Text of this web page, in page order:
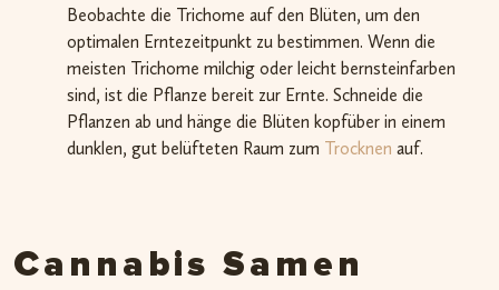
Beobachte die Trichome auf den Blüten, um den
optimalen Erntezeitpunkt zu bestimmen. Wenn die
meisten Trichome milchig oder leicht bernsteinfarben
sind, ist die Pflanze bereit zur Ernte. Schneide die
Pflanzen ab und hänge die Blüten kopfüber in einem
dunklen, gut belüfteten Raum zum Trocknen auf.
Cannabis Samen